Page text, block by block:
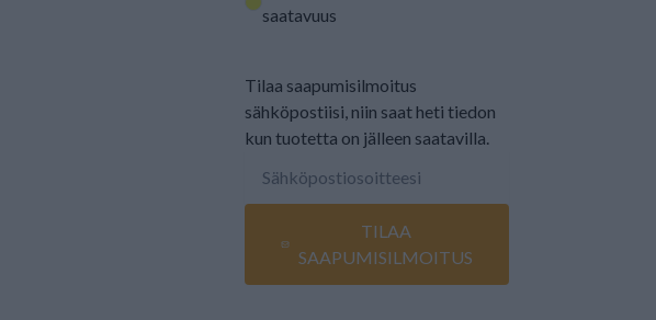
saatavuus
Tilaa saapumisilmoitus
sähköpostiisi, niin saat heti tiedon
kun tuotetta on jälleen saatavilla.
TILAA
SAAPUMISILMOITUS